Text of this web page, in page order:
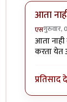
आता
एसगुरुवार,
In reply
आता नाही
करता येत
प्रतिसाद